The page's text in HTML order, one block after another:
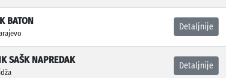
BATON
Detaljnije
SAŠK NAPREDAK
Detaljnije